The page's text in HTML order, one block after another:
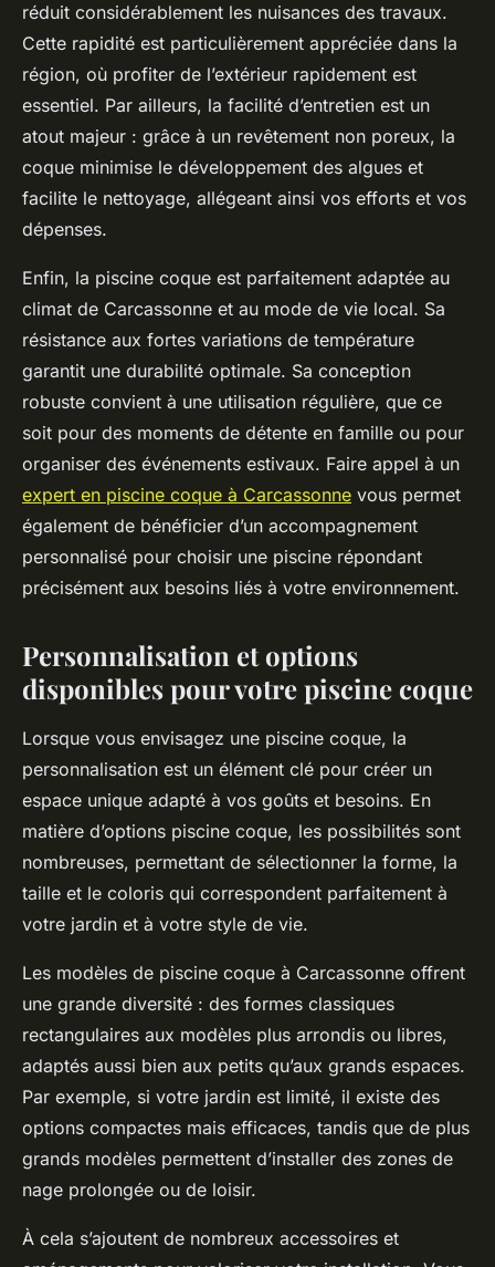
réduit considérablement les nuisances des travaux.
Cette rapidité est particulièrement appréciée dans la
région, où profiter de l’extérieur rapidement est
essentiel. Par ailleurs, la facilité d’entretien est un
atout majeur : grâce à un revêtement non poreux, la
coque minimise le développement des algues et
facilite le nettoyage, allégeant ainsi vos efforts et vos
dépenses.
Enfin, la piscine coque est parfaitement adaptée au
climat de Carcassonne et au mode de vie local. Sa
résistance aux fortes variations de température
garantit une durabilité optimale. Sa conception
robuste convient à une utilisation régulière, que ce
soit pour des moments de détente en famille ou pour
organiser des événements estivaux. Faire appel à un
expert en piscine coque à Carcassonne vous permet
également de bénéficier d’un accompagnement
personnalisé pour choisir une piscine répondant
précisément aux besoins liés à votre environnement.
Personnalisation et options
disponibles pour votre piscine coque
Lorsque vous envisagez une piscine coque, la
personnalisation est un élément clé pour créer un
espace unique adapté à vos goûts et besoins. En
matière d’options piscine coque, les possibilités sont
nombreuses, permettant de sélectionner la forme, la
taille et le coloris qui correspondent parfaitement à
votre jardin et à votre style de vie.
Les modèles de piscine coque à Carcassonne offrent
une grande diversité : des formes classiques
rectangulaires aux modèles plus arrondis ou libres,
adaptés aussi bien aux petits qu’aux grands espaces.
Par exemple, si votre jardin est limité, il existe des
options compactes mais efficaces, tandis que de plus
grands modèles permettent d’installer des zones de
nage prolongée ou de loisir.
À cela s’ajoutent de nombreux accessoires et